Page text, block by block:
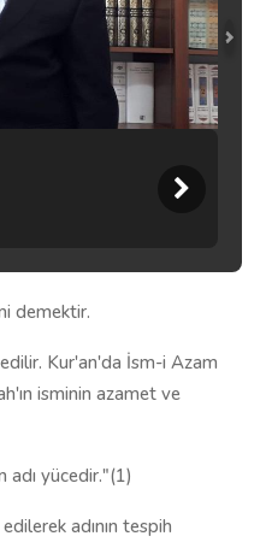
demektir.
Kur'an'da İsm-i Azam
isminin azamet ve
yücedir."(1)
adının tespih